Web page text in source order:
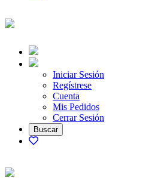
Iniciar Sesión
Regístrese
Cuenta
Mis Pedidos
Cerrar Sesión